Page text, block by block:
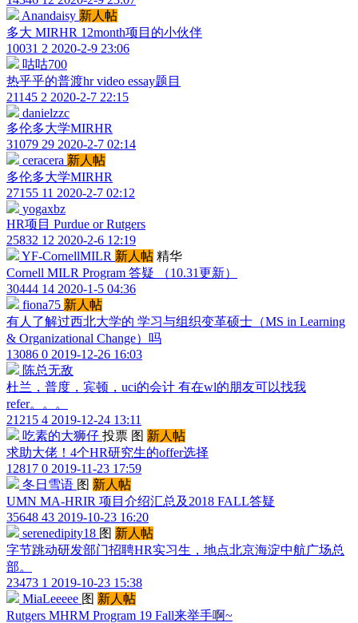
Anandaisy 新人帖
多大 MIRHR 12month项目的小伙伴
10031 2 2020-2-9 23:06
咕咕700
热乎乎的普渡hr video essay题目
21145 2 2020-2-7 22:15
danielzzc
多伦多大学MIRHR
31079 29 2020-2-7 02:14
ceracera 新人帖
多伦多大学MIRHR
27155 11 2020-2-7 02:12
yogaxbz
HR项目 Purdue or Rutgers
25832 12 2020-2-6 12:19
YF-CornellMILR 新人帖 精华
Cornell MILR Program 答疑 （10.31更新）
30444 14 2020-1-5 04:36
fiona75 新人帖
有人了解过西北大学的 学习与组织变革硕士（MS in Learning
& Organizational Change）吗
13086 0 2019-12-26 16:03
陈总无敌
杜兰，普度，宾顿，uci的会计 有在wl的朋友可以找我
refer。。。
21215 4 2019-12-24 13:11
吃素的大狮仔 投票 图 新人帖
求助大佬！4个HR研究生的offer选择
12817 0 2019-11-23 17:59
冬日雪语 图 新人帖
UMN MA-HRIR 项目介绍汇总及2018 FALL答疑
35648 43 2019-10-23 16:20
serenedipity18 图 新人帖
字节跳动研发部门招聘HR实习生，地点北京海淀中航广场总
部。
23473 1 2019-10-23 15:38
MiaLeeeee 图 新人帖
Rutgers MHRM Program 19 Fall来举手啊~